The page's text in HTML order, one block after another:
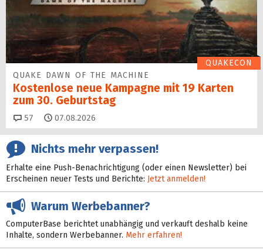
QUAKECON
QUAKE DAWN OF THE MACHINE
Kostenlose neue Kampagne mit 19 Karten
zum 30. Geburtstag
57 Kommentare
07.08.2026
Nichts mehr verpassen!
Erhalte eine Push-Benachrichtigung (oder einen Newsletter) bei
Erscheinen neuer Tests und Berichte: Jetzt anmelden!
Warum Werbebanner?
ComputerBase berichtet unabhängig und verkauft deshalb keine
Inhalte, sondern Werbebanner. Mehr erfahren!